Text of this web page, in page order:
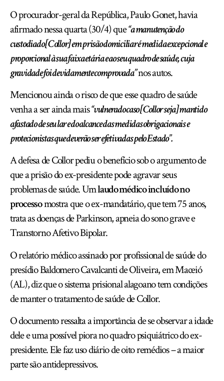
O procurador-geral da República, Paulo Gonet, havia
afirmado nessa quarta (30/4) que“a manutenção do
custodiado [Collor] em prisão domiciliar é medida excepcional e
proporcional à sua faixa etária e ao seu quadro de saúde, cuja
gravidade foi devidamente comprovada”nos autos.
Mencionou ainda o risco de que esse quadro de saúde
venha a ser ainda mais“vulnerado caso [Collor seja] mantido
afastado de seu lar e do alcance das medidas obrigacionais e
protecionistas que deverão ser efetivadas pelo Estado”.
A defesa de Collor pediu o benefício sob o argumento de
que a prisão do ex-presidente pode agravar seus
problemas de saúde. Umlaudo médico incluído no
processomostra que o ex-mandatário, que tem 75 anos,
trata as doenças de Parkinson, apneia do sono grave e
Transtorno Afetivo Bipolar.
O relatório médico assinado por profissional de saúde do
presídio Baldomero Cavalcanti de Oliveira, em Maceió
(AL), diz que o sistema prisional alagoano tem condições
de manter o tratamento de saúde de Collor.
O documento ressalta a importância de se observar a idade
dele e uma possível piora no quadro psiquiátrico do ex-
presidente. Ele faz uso diário de oito remédios – a maior
parte são antidepressivos.